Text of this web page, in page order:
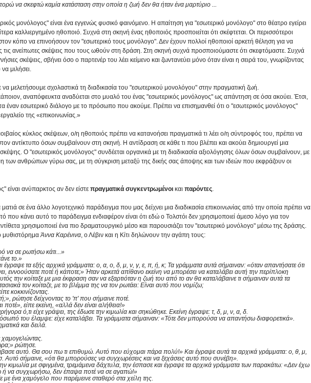
να σκεφτώ καμία κατάσταση στην οποία η ζωή δεν θα ήταν ένα μαρτύριο ...
μονόλογος" είναι ένα εγγενώς φυσικό φαινόμενο. Η απαίτηση για "εσωτερικό μονόλογο" στο θέατρο εγείρει
καλλιεργημένο ηθοποιό. Συχνά στη σκηνή ένας ηθοποιός προσποιείται ότι σκέφτεται. Οι περισσότεροι
κόπο να επινοήσουν τον "εσωτερικό τους μονόλογο". Δεν έχουν πολλοί ηθοποιοί αρκετή θέληση για να
τις ανείπωτες σκέψεις που τους ωθούν στη δράση. Στη σκηνή συχνά προσποιούμαστε ότι σκεφτόμαστε. Συχνά
σκέψεις, σβήνει όσο ο παρτενέρ του λέει κείμενο και ζωντανεύει μόνο όταν είναι η σειρά του, γνωρίζοντας
μιλήσει.
να μελετήσουμε σχολαστικά τη διαδικασία του "εσωτερικού μονολόγου" στην πραγματική ζωή.
αναπόφευκτα αναδύεται στο μυαλό του ένας "εσωτερικός μονόλογος" ως απάντηση σε όσα ακούει. Έτσι,
έναν εσωτερικό διάλογο με το πρόσωπο που ακούμε. Πρέπει να επισημανθεί ότι ο "εσωτερικός μονόλογος"
της «επικοινωνίας.»
κύκλος σκέψεων, ο/η ηθοποιός πρέπει να κατανοήσει πραγματικά τι λέει ο/η σύντροφός του, πρέπει να
αντίκτυπο όσων συμβαίνουν στη σκηνή. Η αντίδραση σε κάθε τι που βλέπει και ακούει δημιουργεί μια
Ο "εσωτερικός μονόλογος" συνδέεται οργανικά με τη διαδικασία αξιολόγησης όλων όσων συμβαίνουν, με
των ανθρώπων γύρω σας, με τη σύγκριση μεταξύ της δικής σας άποψης και των ιδεών που εκφράζουν οι
είναι ανύπαρκτος αν δεν είστε πραγματικά συγκεντρωμένοι και παρόντες.
σε ένα άλλο λογοτεχνικό παράδειγμα που μας δείχνει μια διαδικασία επικοινωνίας από την οποία πρέπει να
που κάνει αυτό το παράδειγμα ενδιαφέρον είναι ότι εδώ ο Τολστόι δεν χρησιμοποιεί άμεσο λόγο για τον
χρησιμοποιεί ένα πιο δραματουργικό μέσο και παρουσιάζει τον "εσωτερικό μονόλογο" μέσω της δράσης.
μυθιστόρημα Άννα Καρένινα, ο Λέβιν και η Κίτι δηλώνουν την αγάπη τους:
να σε ρωτήσω κάτι...»
το.»
έγραψε τα εξής αρχικά γράμματα: ο, α, ο, δ, μ, ν, γ, ε, π, ή, κ; Τα γράμματα αυτά σήμαιναν: «όταν απαντήσατε ότι
εννοούσατε ποτέ ή κάποτε;» Ήταν αρκετά απίθανο εκείνη να μπορέσει να καταλάβει αυτή την περίπλοκη
την κοίταξε με μια έκφραση σαν να εξαρτιόταν η ζωή του από το αν θα καταλάβαινε τι σήμαιναν αυτά τα
τον κοίταζε, με το βλέμμα της να τον ρωτάει: Είναι αυτό που νομίζω;
κοκκινίζοντας.
ρώτησε δείχνοντας το 'π' που σήμαινε ποτέ.
ποτέ», είπε εκείνη, «αλλά δεν είναι αλήθεια!»
ό,τι είχε γράψει, της έδωσε την κιμωλία και σηκώθηκε. Εκείνη έγραψε: τ, δ, μ, ν, α, δ.
του έλαμψε: είχε καταλάβει. Τα γράμματα σήμαιναν: «Τότε δεν μπορούσα να απαντήσω διαφορετικά».
και δειλά.
ρώτησε.
αυτό. Θα σου πω τι επιθυμώ. Αυτό που εύχομαι πάρα πολύ!» Και έγραψε αυτά τα αρχικά γράμματα: ο, θ, μ,
Αυτό σήμαινε, «ότι θα μπορούσες να συγχωρέσεις και να ξεχάσεις αυτό που συνέβη».
κιμωλία με σφιγμένα, τρεμάμενα δάχτυλα, την έσπασε και έγραψε τα αρχικά γράμματα των παρακάτω: «Δεν έχω
ή να συγχωρήσω, δεν έπαψα ποτέ να σε αγαπώ!»
με ένα χαμόγελο που παρέμεινε σταθερό στα χείλη της.